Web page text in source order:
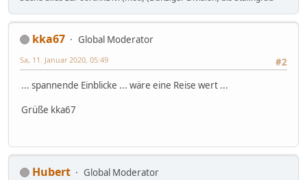
kka67
Global Moderator
#2
Sa, 11. Januar 2020, 05:49
... spannende Einblicke ... wäre eine Reise wert ...
Grüße kka67
Hubert
Global Moderator